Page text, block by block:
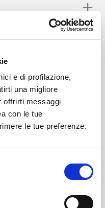
e di profilazione,
una migliore
offrirti messaggi
con le tue
le tue preferenze.